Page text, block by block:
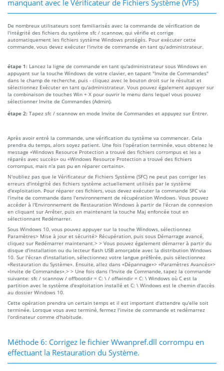
manquant avec le Vérificateur de Fichiers Système (VFS)
De nombreux utilisateurs sont familiarisés avec la commande de vérification de
l'intégrité des fichiers du système sfc / scannow, qui vérifie et corrige
automatiquement les fichiers système Windows protégés. Pour exécuter cette
commande, vous devez exécuter l'invite de commande en tant qu'administrateur.
étape 1: Lancez la ligne de commande en tant qu'administrateur sous Windows en
appuyant sur la touche Windows de votre clavier, en tapant "Invite de Commandes"
dans le champ de recherche, puis - cliquez avec le bouton droit sur le résultat et
sélectionnez Exécuter en tant qu'administrateur. Vous pouvez également appuyer sur
la combinaison de touches Win + X pour ouvrir le menu dans lequel vous pouvez
sélectionner Invite de Commandes (Admin).
étape 2: Tapez sfc / scannow en mode Invite de Commandes et appuyez sur Entrer.
Après avoir entré la commande, une vérification du système va commencer. Cela
prendra du temps, alors soyez patient. Une fois l'opération terminée, vous obtenez le
message «Windows Resource Protection a trouvé des fichiers corrompus et les a
réparés avec succès» ou «Windows Resource Protection a trouvé des fichiers
corrompus, mais n'a pas pu en réparer certains».
N'oubliez pas que le Vérificateur de Fichiers Système (SFC) ne peut pas corriger les
erreurs d'intégrité des fichiers système actuellement utilisés par le système
d'exploitation. Pour réparer ces fichiers, vous devez exécuter la commande SFC via
l'invite de commande dans l'environnement de récupération Windows. Vous pouvez
accéder à l'Environnement de Restauration Windows à partir de l'écran de connexion
en cliquant sur Arrêter, puis en maintenant la touche Maj enfoncée tout en
sélectionnant Redémarrer.
Sous Windows 10, vous pouvez appuyer sur la touche Windows, sélectionnez
Paramètres> Mise à jour et sécurité> Récupération, puis sous Démarrage avancé,
cliquez sur Redémarrer maintenant.> > Vous pouvez également démarrer à partir du
disque d'installation ou du lecteur flash USB amorçable avec la distribution Windows
10. Sur l'écran d'installation, sélectionnez votre langue préférée, puis sélectionnez
«Restauration du Système». Ensuite, allez dans «Dépannage»> «Paramètres Avancés»>
«Invite de Commandes».> > Une fois dans l'Invite de Commande, tapez la commande
suivante: sfc / scannow / offbootdir = C: \ / offwindir = C: \ Windows où C est la
partition avec le système d'exploitation installé et C: \ Windows est le chemin d'accès
au dossier Windows 10.
Cette opération prendra un certain temps et il est important d'attendre qu'elle soit
terminée. Lorsque vous avez terminé, fermez l'invite de commande et redémarrez
l'ordinateur comme d'habitude.
Méthode 6: Corrigez le fichier Wwanpref.dll corrompu en
effectuant la Restauration du Système.